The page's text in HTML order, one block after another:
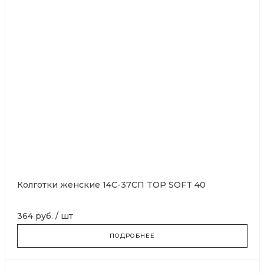
Колготки женские 14С-37СП TOP SOFT 40
364 руб. / шт
ПОДРОБНЕЕ